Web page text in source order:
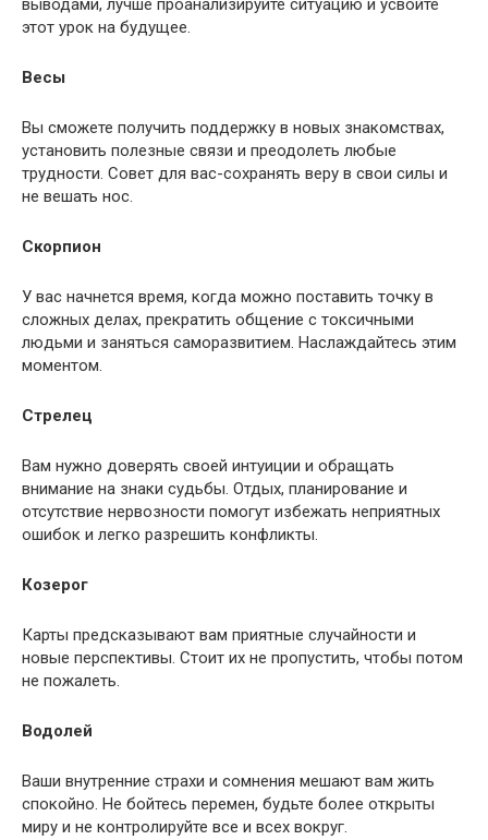
выводами, лучше проанализируйте ситуацию и усвойте
этот урок на будущее.
Весы
Вы сможете получить поддержку в новых знакомствах,
установить полезные связи и преодолеть любые
трудности. Совет для вас-сохранять веру в свои силы и
не вешать нос.
Скорпион
У вас начнется время, когда можно поставить точку в
сложных делах, прекратить общение с токсичными
людьми и заняться саморазвитием. Наслаждайтесь этим
моментом.
Стрелец
Вам нужно доверять своей интуиции и обращать
внимание на знаки судьбы. Отдых, планирование и
отсутствие нервозности помогут избежать неприятных
ошибок и легко разрешить конфликты.
Козерог
Карты предсказывают вам приятные случайности и
новые перспективы. Стоит их не пропустить, чтобы потом
не пожалеть.
Водолей
Ваши внутренние страхи и сомнения мешают вам жить
спокойно. Не бойтесь перемен, будьте более открыты
миру и не контролируйте все и всех вокруг.